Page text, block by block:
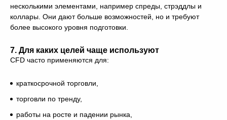
несколькими элементами, например спреды, стрэддлы и
коллары. Они дают больше возможностей, но и требуют
более высокого уровня подготовки.
7. Для каких целей чаще используют
CFD часто применяются для:
краткосрочной торговли,
торговли по тренду,
работы на росте и падении рынка,